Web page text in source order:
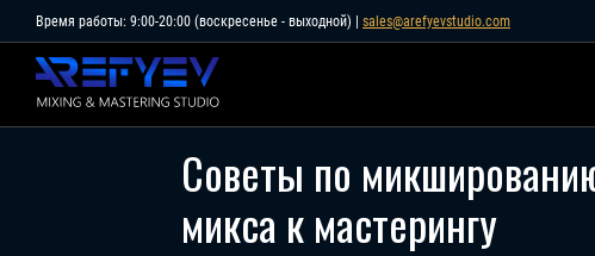
to
content
Время работы: 9:00-20:00 (воскресенье - выходной) | sales@arefyevstudio.com
Советы по
микса к мастерингу